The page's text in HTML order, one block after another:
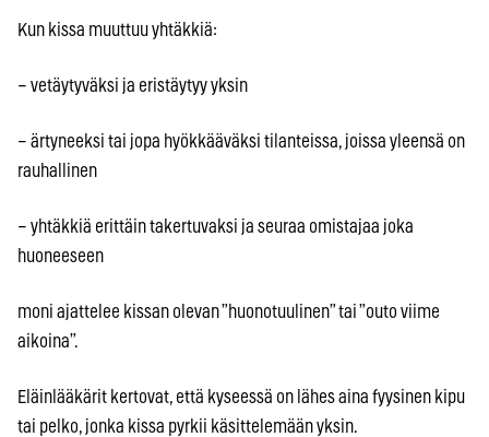
Kun kissa muuttuu yhtäkkiä:
– vetäytyväksi ja eristäytyy yksin
– ärtyneeksi tai jopa hyökkääväksi tilanteissa, joissa yleensä on
rauhallinen
– yhtäkkiä erittäin takertuvaksi ja seuraa omistajaa joka
huoneeseen
moni ajattelee kissan olevan ”huonotuulinen” tai ”outo viime
aikoina”.
Eläinlääkärit kertovat, että kyseessä on lähes aina fyysinen kipu
tai pelko, jonka kissa pyrkii käsittelemään yksin.